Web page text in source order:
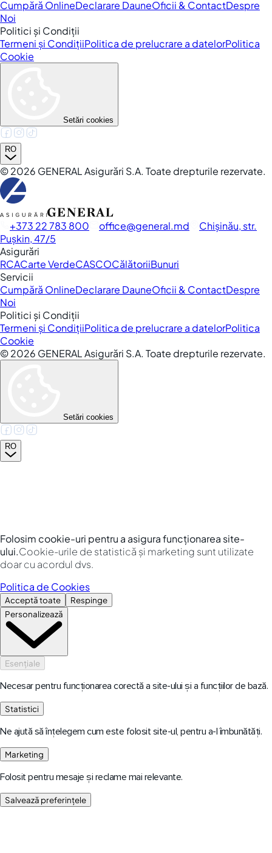
Cumpără OnlineDeclarare DauneOficii & ContactDespre
Noi
Politici și Condiții
Termeni și CondițiiPolitica de prelucrare a datelorPolitica
Cookie
Setări cookies
RO
©2026 GENERAL Asigurări S.A. Toate drepturile rezervate.
+373 22 783 800 office general.md
Chișinău, str.
Pușkin, 47/5
Asigurări
RCACarte VerdeCASCOCălătoriiBunuri
Servicii
Cumpără OnlineDeclarare DauneOficii & ContactDespre
Noi
Politici și Condiții
Termeni și CondițiiPolitica de prelucrare a datelorPolitica
Cookie
©2026 GENERAL Asigurări S.A. Toate drepturile rezervate.
Setări cookies
RO
Folosim cookie-uri pentru a asigura funcționarea site-
ului.Cookie-urile de statistică și marketing sunt utilizate
doar cu acordul dvs.
Politica de Cookies
Acceptă toate
Respinge
Personalizează
Esențiale
Necesar pentru funcționarea corectă a site-ului și a funcțiilor de bază.
Statistici
Ne ajută să înțelegem cum este folosit site-ul, pentru a-l îmbunătăți.
Marketing
Folosit pentru mesaje și reclame mai relevante.
Salvează preferințele